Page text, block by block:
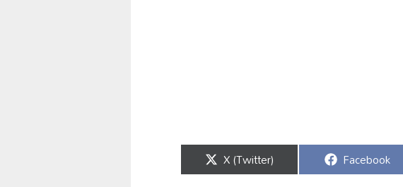
Share
on
X (Twitter) Share
on
Facebook